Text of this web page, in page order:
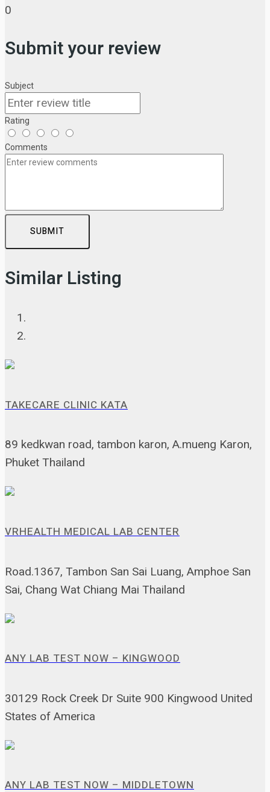
0
Submit your review
Subject
Rating
Comments
SUBMIT
Similar Listing
TAKECARE CLINIC KATA
89 kedkwan road, tambon karon, A.mueng Karon,
Phuket Thailand
VRHEALTH MEDICAL LAB CENTER
Road.1367, Tambon San Sai Luang, Amphoe San
Sai, Chang Wat Chiang Mai Thailand
ANY LAB TEST NOW – KINGWOOD
30129 Rock Creek Dr Suite 900 Kingwood United
States of America
ANY LAB TEST NOW – MIDDLETOWN